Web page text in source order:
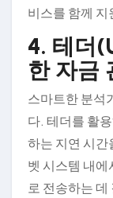
비스를 함께
4. 테더
한 자금
스마트한 분석
다. 테더를 활
하는 지연 시간
벳 시스템 내
로 전송하는